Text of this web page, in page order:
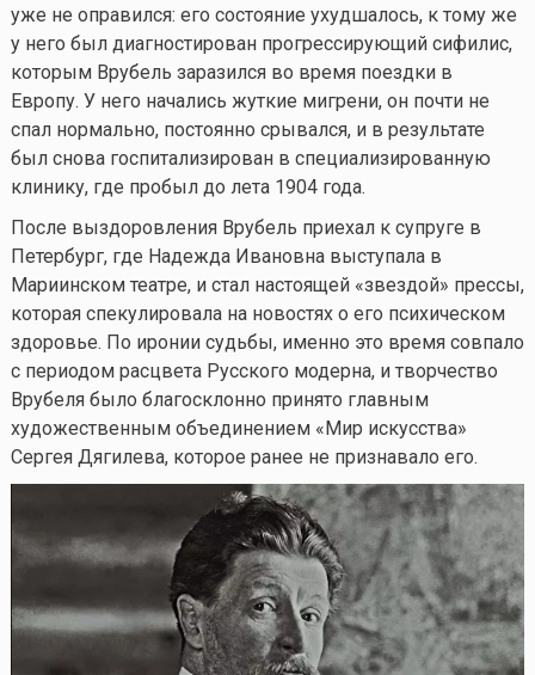
уже не оправился: его состояние ухудшалось, к тому же
у него был диагностирован прогрессирующий сифилис,
которым Врубель заразился во время поездки в
Европу. У него начались жуткие мигрени, он почти не
спал нормально, постоянно срывался, и в результате
был снова госпитализирован в специализированную
клинику, где пробыл до лета 1904 года.
После выздоровления Врубель приехал к супруге в
Петербург, где Надежда Ивановна выступала в
Мариинском театре, и стал настоящей «звездой» прессы,
которая спекулировала на новостях о его психическом
здоровье. По иронии судьбы, именно это время совпало
с периодом расцвета Русского модерна, и творчество
Врубеля было благосклонно принято главным
художественным объединением «Мир искусства»
Сергея Дягилева, которое ранее не признавало его.